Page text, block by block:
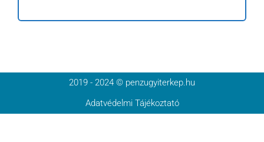
2019 - 2024 © penzugyiterkep.hu
Adatvédelmi Tájékoztató